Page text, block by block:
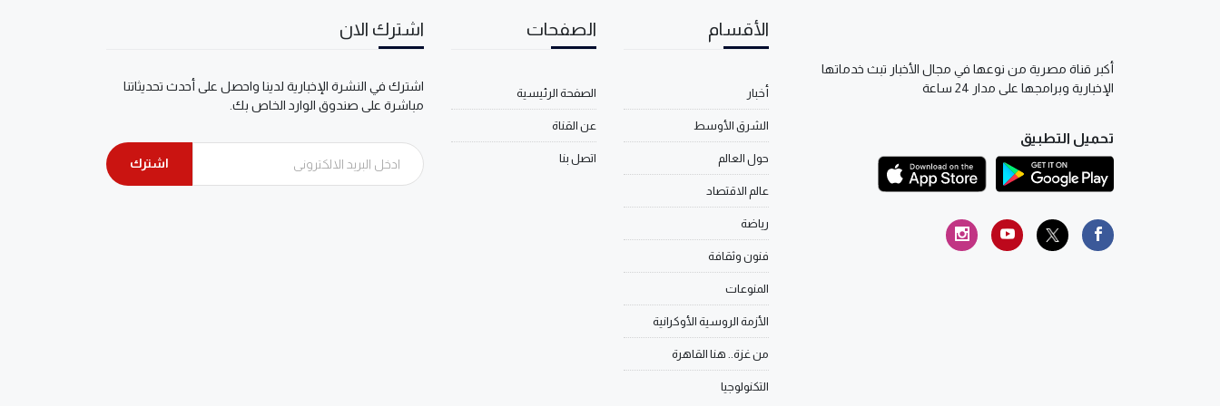
أكبر قناة مصرية من نوعها في مجال الأخبار تبث خدماتها
الإخبارية وبرامجها على مدار 24 ساعة
تحميل التطبيق
الأقسام
أخبار
الشرق الأوسط
حول العالم
عالم الاقتصاد
رياضة
فنون وثقافة
المنوعات
الأزمة الروسية الأوكرانية
من غزة.. هنا القاهرة
التكنولوجيا
الصفحات
الصفحة الرئيسية
عن القناة
اتصل بنا
اشترك الان
اشترك في النشرة الإخبارية لدينا واحصل على أحدث تحديثاتنا
مباشرة على صندوق الوارد الخاص بك.
اشترك